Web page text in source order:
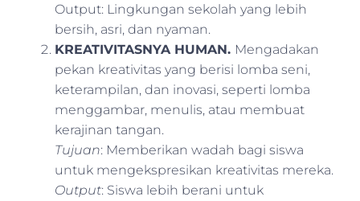
Output: Lingkungan sekolah yang lebih
bersih, asri, dan nyaman.
KREATIVITASNYA HUMAN. Mengadakan
pekan kreativitas yang berisi lomba seni,
keterampilan, dan inovasi, seperti lomba
menggambar, menulis, atau membuat
kerajinan tangan.
Tujuan: Memberikan wadah bagi siswa
untuk mengekspresikan kreativitas mereka.
Output: Siswa lebih berani untuk